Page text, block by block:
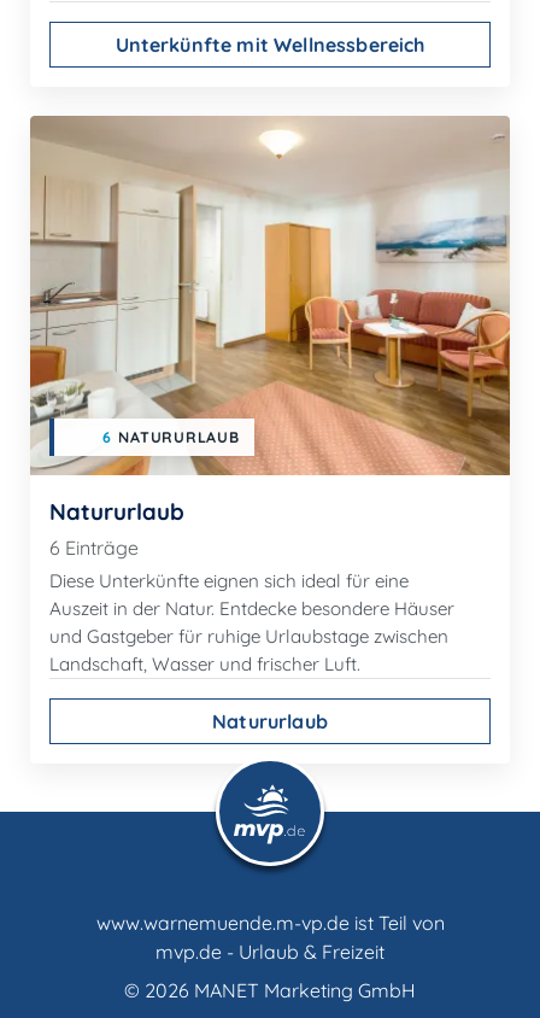
Unterkünfte mit Wellnessbereich
6 NATURURLAUB
Natururlaub
6 Einträge
Diese Unterkünfte eignen sich ideal für eine
Auszeit in der Natur. Entdecke besondere Häuser
und Gastgeber für ruhige Urlaubstage zwischen
Landschaft, Wasser und frischer Luft.
Natururlaub
www.warnemuende.m-vp.de ist Teil von
mvp.de - Urlaub & Freizeit
© 2026 MANET Marketing GmbH